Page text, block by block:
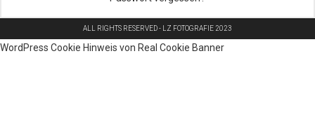
ALL RIGHTS RESERVED - LZ FOTOGRAFIE 2023
WordPress Cookie Hinweis von Real Cookie Banner